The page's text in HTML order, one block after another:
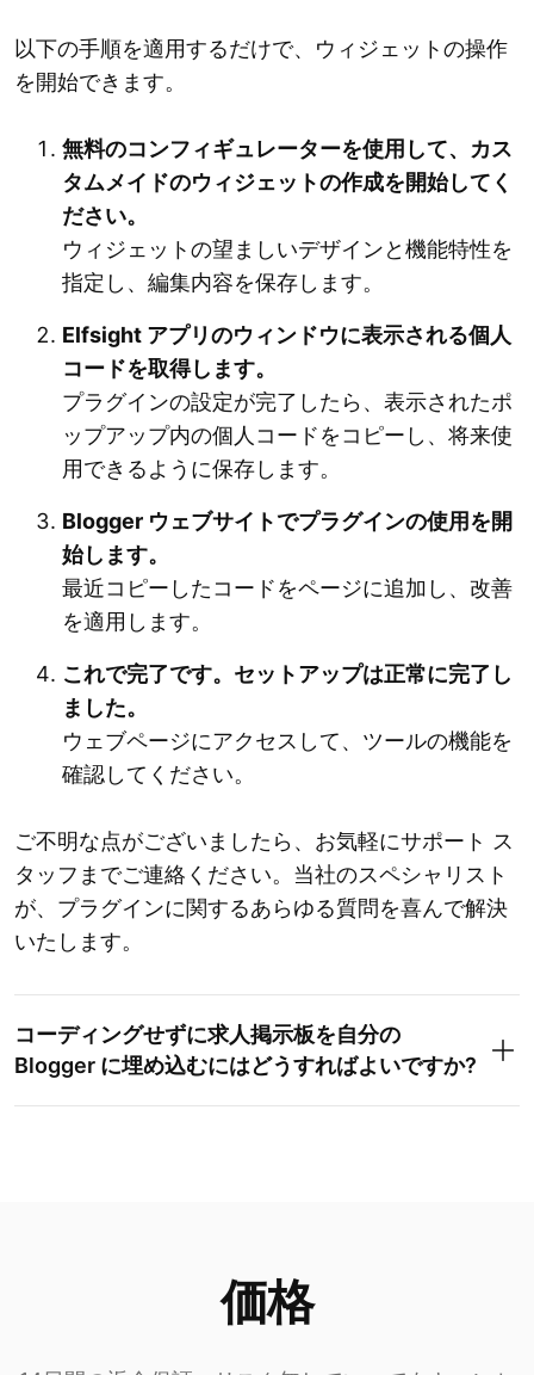
以下の手順を適用するだけで、ウィジェットの操作
を開始できます。
無料のコンフィギュレーターを使用して、カス
タムメイドのウィジェットの作成を開始してく
ださい。
ウィジェットの望ましいデザインと機能特性を
指定し、編集内容を保存します。
Elfsight アプリのウィンドウに表示される個人
コードを取得します。
プラグインの設定が完了したら、表示されたポ
ップアップ内の個人コードをコピーし、将来使
用できるように保存します。
Blogger ウェブサイトでプラグインの使用を開
始します。
最近コピーしたコードをページに追加し、改善
を適用します。
これで完了です。セットアップは正常に完了し
ました。
ウェブページにアクセスして、ツールの機能を
確認してください。
ご不明な点がございましたら、お気軽にサポート ス
タッフまでご連絡ください。当社のスペシャリスト
が、プラグインに関するあらゆる質問を喜んで解決
いたします。
コーディングせずに求人掲示板を自分の
Blogger に埋め込むにはどうすればよいですか?
価格